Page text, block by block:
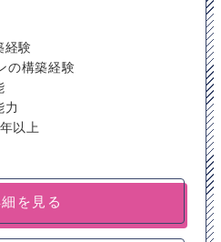
経験
の構築経験
力
以上
を見る